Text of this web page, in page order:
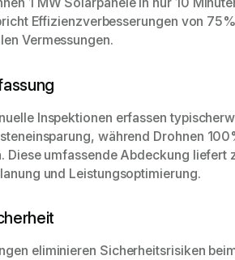
1 MW Solarpanele in nur 10
Effizienzverbesserungen von
Vermessungen.
Inspektionen erfassen
während Drohnen
Diese umfassende Abdeckung liefert
und Leistungsoptimierung.
eliminieren Sicherheitsrisiken